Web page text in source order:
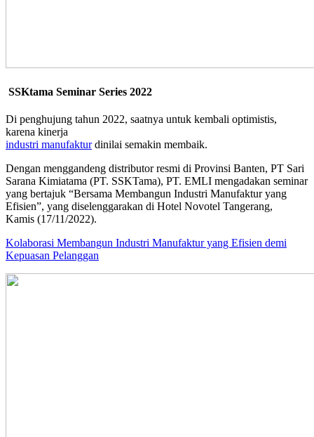
SSKtama Seminar Series 2022
Di penghujung tahun 2022, saatnya untuk kembali optimistis,
karena kinerja
industri manufakturdinilai semakin membaik.
Dengan menggandeng distributor resmi di Provinsi Banten, PT Sari
Sarana Kimiatama (PT. SSKTama), PT. EMLI mengadakan seminar
yang bertajuk “Bersama Membangun Industri Manufaktur yang
Efisien”, yang diselenggarakan di Hotel Novotel Tangerang,
Kamis (17/11/2022).
Kolaborasi Membangun Industri Manufaktur yang Efisien demi
Kepuasan Pelanggan